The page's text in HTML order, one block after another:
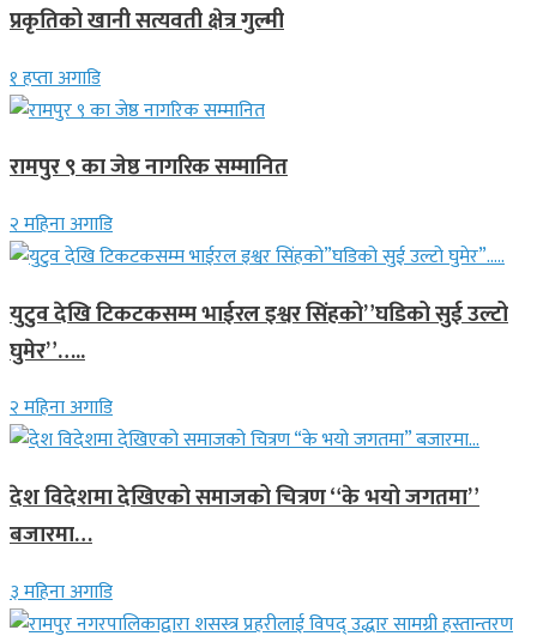
प्रकृतिको खानी सत्यवती क्षेत्र गुल्मी
१ हप्ता अगाडि
रामपुर ९ का जेष्ठ नागरिक सम्मानित
२ महिना अगाडि
युटुव देखि टिकटकसम्म भाईरल इश्वर सिंहको”घडिको सुई उल्टो
घुमेर”…..
२ महिना अगाडि
देश विदेशमा देखिएको समाजको चित्रण “के भयो जगतमा”
बजारमा…
३ महिना अगाडि